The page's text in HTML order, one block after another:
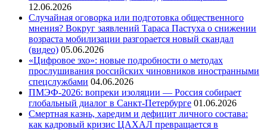
12.06.2026
Случайная оговорка или подготовка общественного
мнения? Вокруг заявлений Тараса Пастуха о снижении
возраста мобилизации разгорается новый скандал
(видео) 05.06.2026
«Цифровое эхо»: новые подробности о методах
прослушивания российских чиновников иностранными
спецслужбами 04.06.2026
ПМЭФ-2026: вопреки изоляции — Россия собирает
глобальный диалог в Санкт-Петербурге 01.06.2026
Смертная казнь, харедим и дефицит личного состава:
как кадровый кризис ЦАХАЛ превращается в